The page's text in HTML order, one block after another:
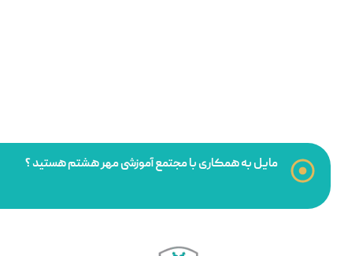
مایل به همکاری با مجتمع آموزشی مهر هشتم هستید ؟